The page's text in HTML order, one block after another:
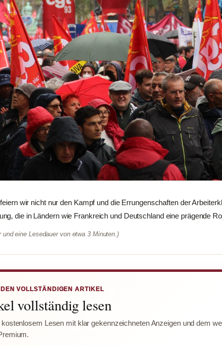
wir nicht nur den Kampf und die Errungenschaften der
die in Ländern wie Frankreich und Deutschland eine prägende
eine Lesedauer von etwa 3 Minuten.)
VOLLSTÄNDIGEN ARTIKEL
vollständig lesen
Lesen mit klar gekennzeichneten Anzeigen und dem